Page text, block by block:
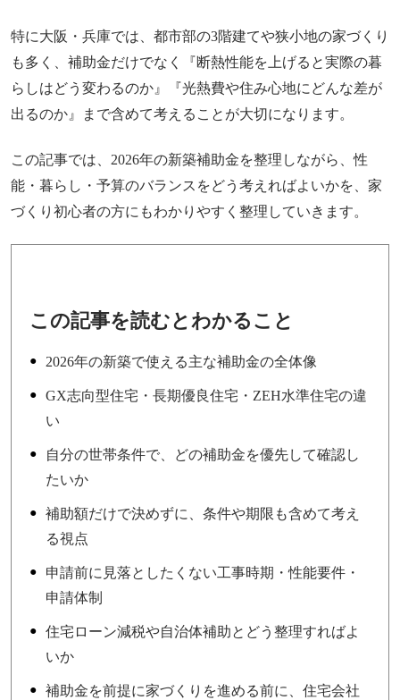
特に大阪・兵庫では、都市部の3階建てや狭小地の家づくり
も多く、補助金だけでなく『断熱性能を上げると実際の暮
らしはどう変わるのか』『光熱費や住み心地にどんな差が
出るのか』まで含めて考えることが大切になります。
この記事では、2026年の新築補助金を整理しながら、性
能・暮らし・予算のバランスをどう考えればよいかを、家
づくり初心者の方にもわかりやすく整理していきます。
この記事を読むとわかること
2026年の新築で使える主な補助金の全体像
GX志向型住宅・長期優良住宅・ZEH水準住宅の違
い
自分の世帯条件で、どの補助金を優先して確認し
たいか
補助額だけで決めずに、条件や期限も含めて考え
る視点
申請前に見落としたくない工事時期・性能要件・
申請体制
住宅ローン減税や自治体補助とどう整理すればよ
いか
補助金を前提に家づくりを進める前に、住宅会社